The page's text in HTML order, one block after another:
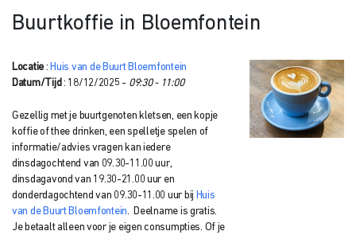
Buurtkoffie in Bloemfontein
Locatie : Huis van de Buurt Bloemfontein
Datum/Tijd : 18/12/2025 - 09:30 - 11:00
Gezellig met je buurtgenoten kletsen, een kopje
koffie of thee drinken, een spelletje spelen of
informatie/advies vragen kan iedere
dinsdagochtend van 09.30-11.00 uur,
dinsdagavond van 19.30-21.00 uur en
donderdagochtend van 09.30-11.00 uur bij Huis
van de Buurt Bloemfontein . Deelname is gratis.
Je betaalt alleen voor je eigen consumpties. Of je